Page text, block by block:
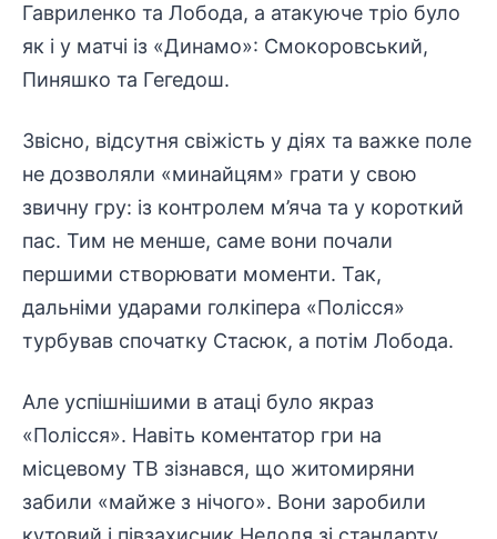
Гавриленко та Лобода, а атакуюче тріо було
як і у матчі із «Динамо»: Смокоровський,
Пиняшко та Гегедош.
Звісно, відсутня свіжість у діях та важке поле
не дозволяли «минайцям» грати у свою
звичну гру: із контролем м’яча та у короткий
пас. Тим не менше, саме вони почали
першими створювати моменти. Так,
дальніми ударами голкіпера «Полісся»
турбував спочатку Стасюк, а потім Лобода.
Але успішнішими в атаці було якраз
«Полісся». Навіть коментатор гри на
місцевому ТВ зізнався, що житомиряни
забили «майже з нічого». Вони заробили